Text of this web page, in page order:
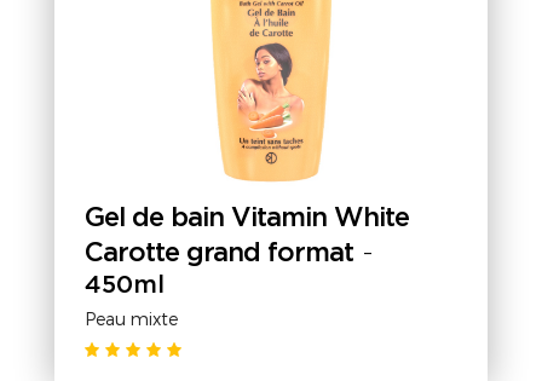
Gel de bain Vitamin White
Carotte grand format-
450ml
Peau mixte